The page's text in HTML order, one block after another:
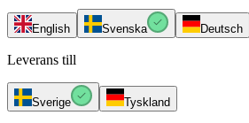
English Svenska Deutsch
Leverans till
Sverige Tyskland